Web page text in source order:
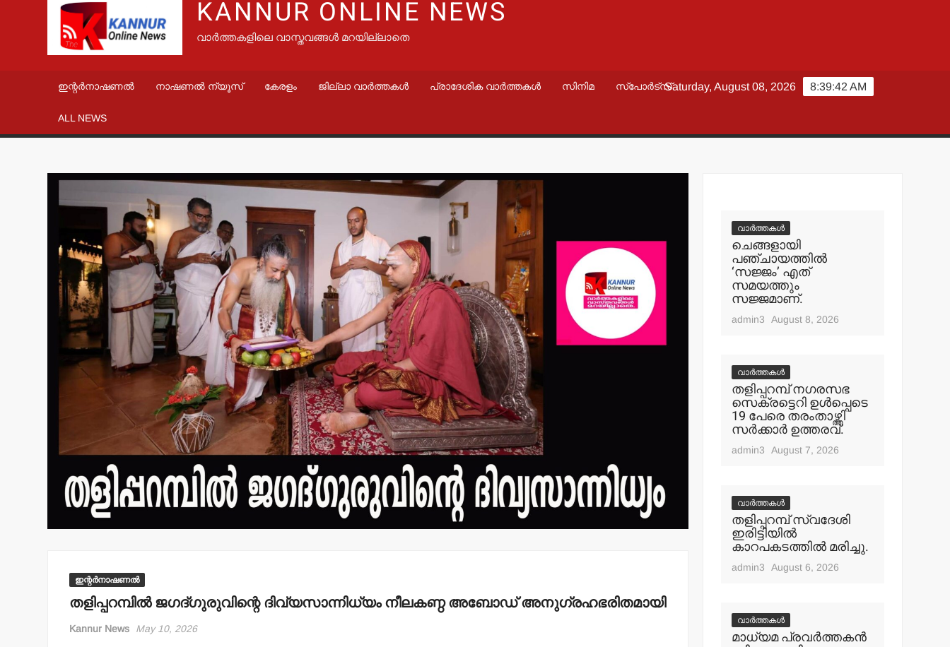
KANNUR ONLINE NEWS
വാർത്തകളിലെ വാസ്തവങ്ങൾ മറയില്ലാതെ
ഇന്റർനാഷണൽ നാഷണൽ ന്യൂസ് കേരളം ജില്ലാ വാർത്തകൾ പ്രാദേശിക വാർത്തകൾ സിനിമ സ്പോർട്സ്
ALL NEWS
8:39:42 AM
Saturday, August 08, 2026
ഇന്റർനാഷണൽ
തളിപ്പറമ്പില്‍ ജഗദ്ഗുരുവിന്റെ ദിവ്യസാന്നിധ്യം നീലകണ്ഠ അബോഡ് അനുഗ്രഹഭരിതമായി
Kannur News May 10, 2026
വാർത്തകൾ
ചെങ്ങളായി
പഞ്ചായത്തില്‍
‘സജ്ജം’ എത്
സമയത്തും
സജ്ജമാണ്.
admin3 August 8, 2026
വാർത്തകൾ
തളിപ്പറമ്പ് നഗരസഭ
സെക്രട്ടെറി ഉള്‍പ്പെടെ
19 പേരെ തരംതാഴ്ത്തി
സര്‍ക്കാര്‍ ഉത്തരവ്.
admin3 August 7, 2026
വാർത്തകൾ
തളിപ്പറമ്പ് സ്വദേശി
ഇരിട്ടിയില്‍
കാറപകടത്തില്‍ മരിച്ചു.
admin3 August 6, 2026
വാർത്തകൾ
മാധ്യമ പ്രവര്‍ത്തകന്‍